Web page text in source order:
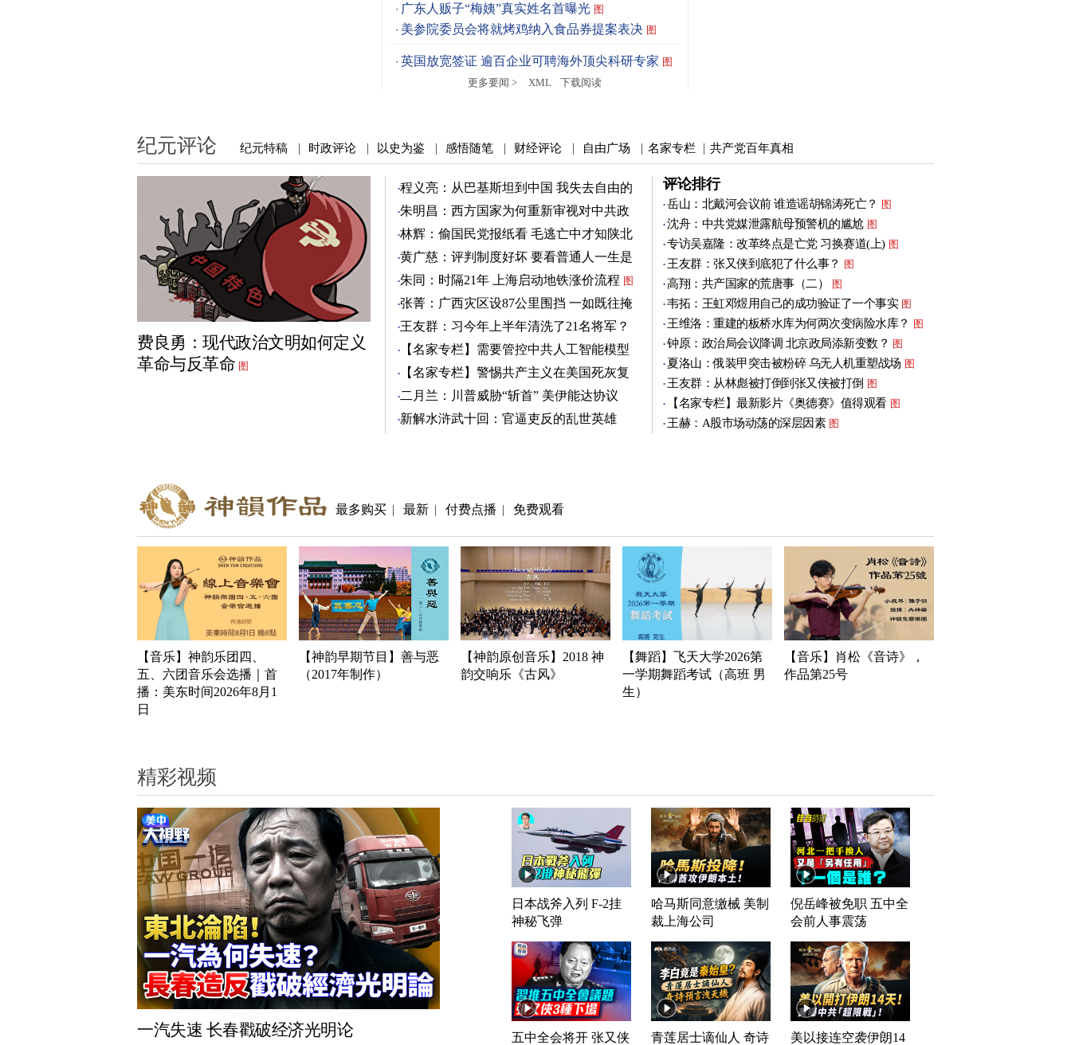
广东人贩子“梅姨”真实姓名首曝光 图
美参院委员会将就烤鸡纳入食品券提案表决 图
英国放宽签证 逾百企业可聘海外顶尖科研专家 图
更多要闻 >
XML 下载阅读
纪元评论 纪元特稿 | 时政评论 | 以史为鉴 | 感悟随笔 | 财经评论 | 自由广场 | 名家专栏 | 共产党百年真相
费良勇：现代政治文明如何定义
革命与反革命 图
程义亮：从巴基斯坦到中国 我失去自由的
两年
朱明昌：西方国家为何重新审视对中共政
策？
图
林辉：偷国民党报纸看 毛逃亡中才知陕北
有刘志丹
图
黄广慈：评判制度好坏 要看普通人一生是
否安稳
图
朱同：时隔21年 上海启动地铁涨价流程 图
张菁：广西灾区设87公里围挡 一如既往掩
盖真相 图
王友群：习今年上半年清洗了21名将军？
图
【名家专栏】需要管控中共人工智能模型
图
【名家专栏】警惕共产主义在美国死灰复
燃 图
二月兰：川普威胁“斩首” 美伊能达协议
吗？ 图
新解水浒武十回：官逼吏反的乱世英雄
评论排行
岳山：北戴河会议前 谁造谣胡锦涛死亡？ 图
沈舟：中共党媒泄露航母预警机的尴尬 图
专访吴嘉隆：改革终点是亡党 习换赛道(上) 图
王友群：张又侠到底犯了什么事？ 图
高翔：共产国家的荒唐事（二） 图
韦拓：王虹邓煜用自己的成功验证了一个事实 图
王维洛：重建的板桥水库为何两次变病险水库？ 图
钟原：政治局会议降调 北京政局添新变数？ 图
夏洛山：俄装甲突击被粉碎 乌无人机重塑战场 图
王友群：从林彪被打倒到张又侠被打倒 图
【名家专栏】最新影片《奥德赛》值得观看 图
王赫：A股市场动荡的深层因素 图
最多购买 | 最新 | 付费点播 | 免费观看
【音乐】神韵乐团四、
五、六团音乐会选播｜首
播：美东时间2026年8月1
日
【神韵早期节目】善与恶
（2017年制作）
【神韵原创音乐】2018 神
韵交响乐《古风》
【舞蹈】飞天大学2026第
一学期舞蹈考试（高班 男
生）
【音乐】肖松《音诗》，
作品第25号
精彩视频
一汽失速 长春戳破经济光明论
日本战斧入列 F-2挂
神秘飞弹
哈马斯同意缴械 美制
裁上海公司
倪岳峰被免职 五中全
会前人事震荡
五中全会将开 张又侠
青莲居士谪仙人 奇诗
美以接连空袭伊朗14